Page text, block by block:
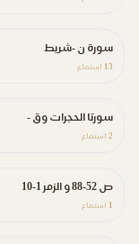
سورة ن -شريط
13 استماع
سورتا الحجرات وق -
2 استماع
ص 52-88 و الزمر 1-10
1 استماع